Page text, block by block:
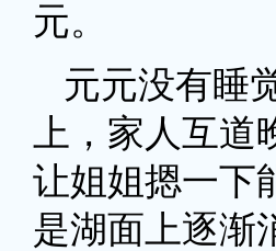
元。
元元没有睡
上，家人互
让姐姐摁一下
是湖面上逐渐